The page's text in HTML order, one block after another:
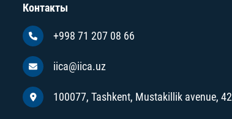
Контакты
+998 71 207 08 66
iica@iica.uz
100077, Tashkent, Mustakillik avenue, 42